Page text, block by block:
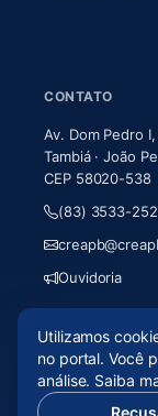
CONTATO
Av. Dom Pedro
Tambiá · João
CEP 58020-538
(83) 3533-
Ouvidoria
© 2026 CREA-PB
Acessibilidade
Utilizamos
no portal. Você
análise. Saiba